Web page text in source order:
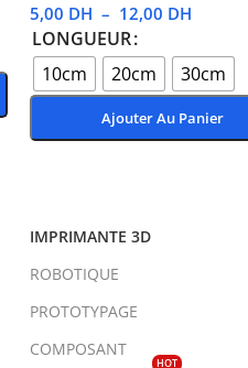
5,00 DH – 12,00 DH
LONGUEUR
10cm
20cm 30cm
Ajouter Au Panier
IMPRIMANTE 3D
ROBOTIQUE
PROTOTYPAGE
COMPOSANT
HOT